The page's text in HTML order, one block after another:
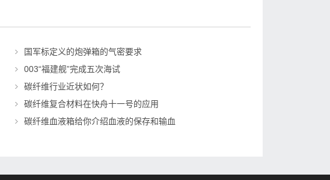
国军标定义的炮弹箱的气密要求
003“福建舰”完成五次海试
碳纤维行业近状如何？
碳纤维复合材料在快舟十一号的应用
碳纤维血液箱给你介绍血液的保存和输血